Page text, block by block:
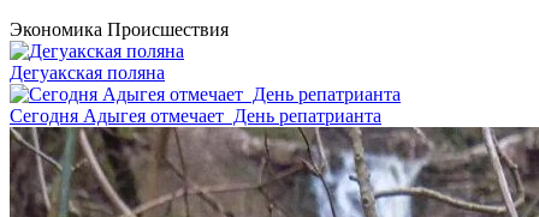
Экономика Происшествия
Дегуакская поляна
Сегодня Адыгея отмечает День репатрианта